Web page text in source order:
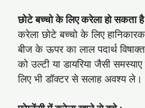
छोटे बच्चो के लिए करेला हो सकता
करेला छोटे बच्चो के लिए
बीज के ऊपर का लाल पदार्थ
को उल्टी या डायरिया जैसी
लिए भी डॉक्टर से सलाह अवश्य ले।